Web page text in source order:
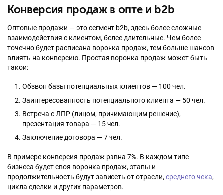
Конверсия продаж в опте и b2b
Оптовые продажи — это сегмент b2b, здесь более сложные
взаимодействия с клиентом, более длительные. Чем более
точечно будет расписана воронка продаж, тем больше шансов
влиять на конверсию. Простая воронка продаж может быть
такой:
Обзвон базы потенциальных клиентов — 100 чел.
Заинтересованность потенциального клиента — 50 чел.
Встреча с ЛПР (лицом, принимающим решение),
презентация товара — 15 чел.
Заключение договора — 7 чел.
В примере конверсия продаж равна 7%. В каждом типе
бизнеса будет своя воронка продаж, этапы и
продолжительность будут зависеть от отрасли, среднего чека,
цикла сделки и других параметров.